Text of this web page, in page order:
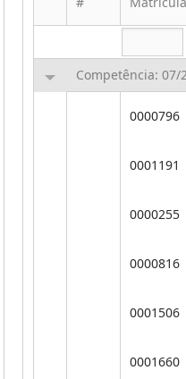
Competência:
0000796
0001191
0000255
0000816
0001506
0001660